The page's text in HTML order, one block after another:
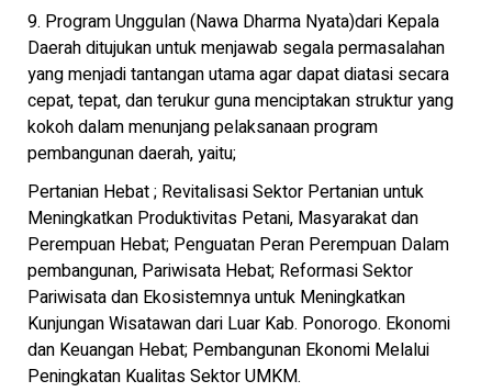
9. Program Unggulan (Nawa Dharma Nyata)dari Kepala
Daerah ditujukan untuk menjawab segala permasalahan
yang menjadi tantangan utama agar dapat diatasi secara
cepat, tepat, dan terukur guna menciptakan struktur yang
kokoh dalam menunjang pelaksanaan program
pembangunan daerah, yaitu;
Pertanian Hebat ; Revitalisasi Sektor Pertanian untuk
Meningkatkan Produktivitas Petani, Masyarakat dan
Perempuan Hebat; Penguatan Peran Perempuan Dalam
pembangunan, Pariwisata Hebat; Reformasi Sektor
Pariwisata dan Ekosistemnya untuk Meningkatkan
Kunjungan Wisatawan dari Luar Kab. Ponorogo. Ekonomi
dan Keuangan Hebat; Pembangunan Ekonomi Melalui
Peningkatan Kualitas Sektor UMKM.